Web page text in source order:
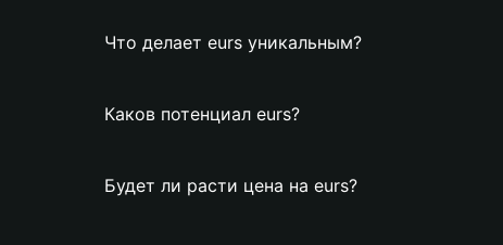
Что делает eurs уникальным?
Каков потенциал eurs?
Будет ли расти цена на eurs?